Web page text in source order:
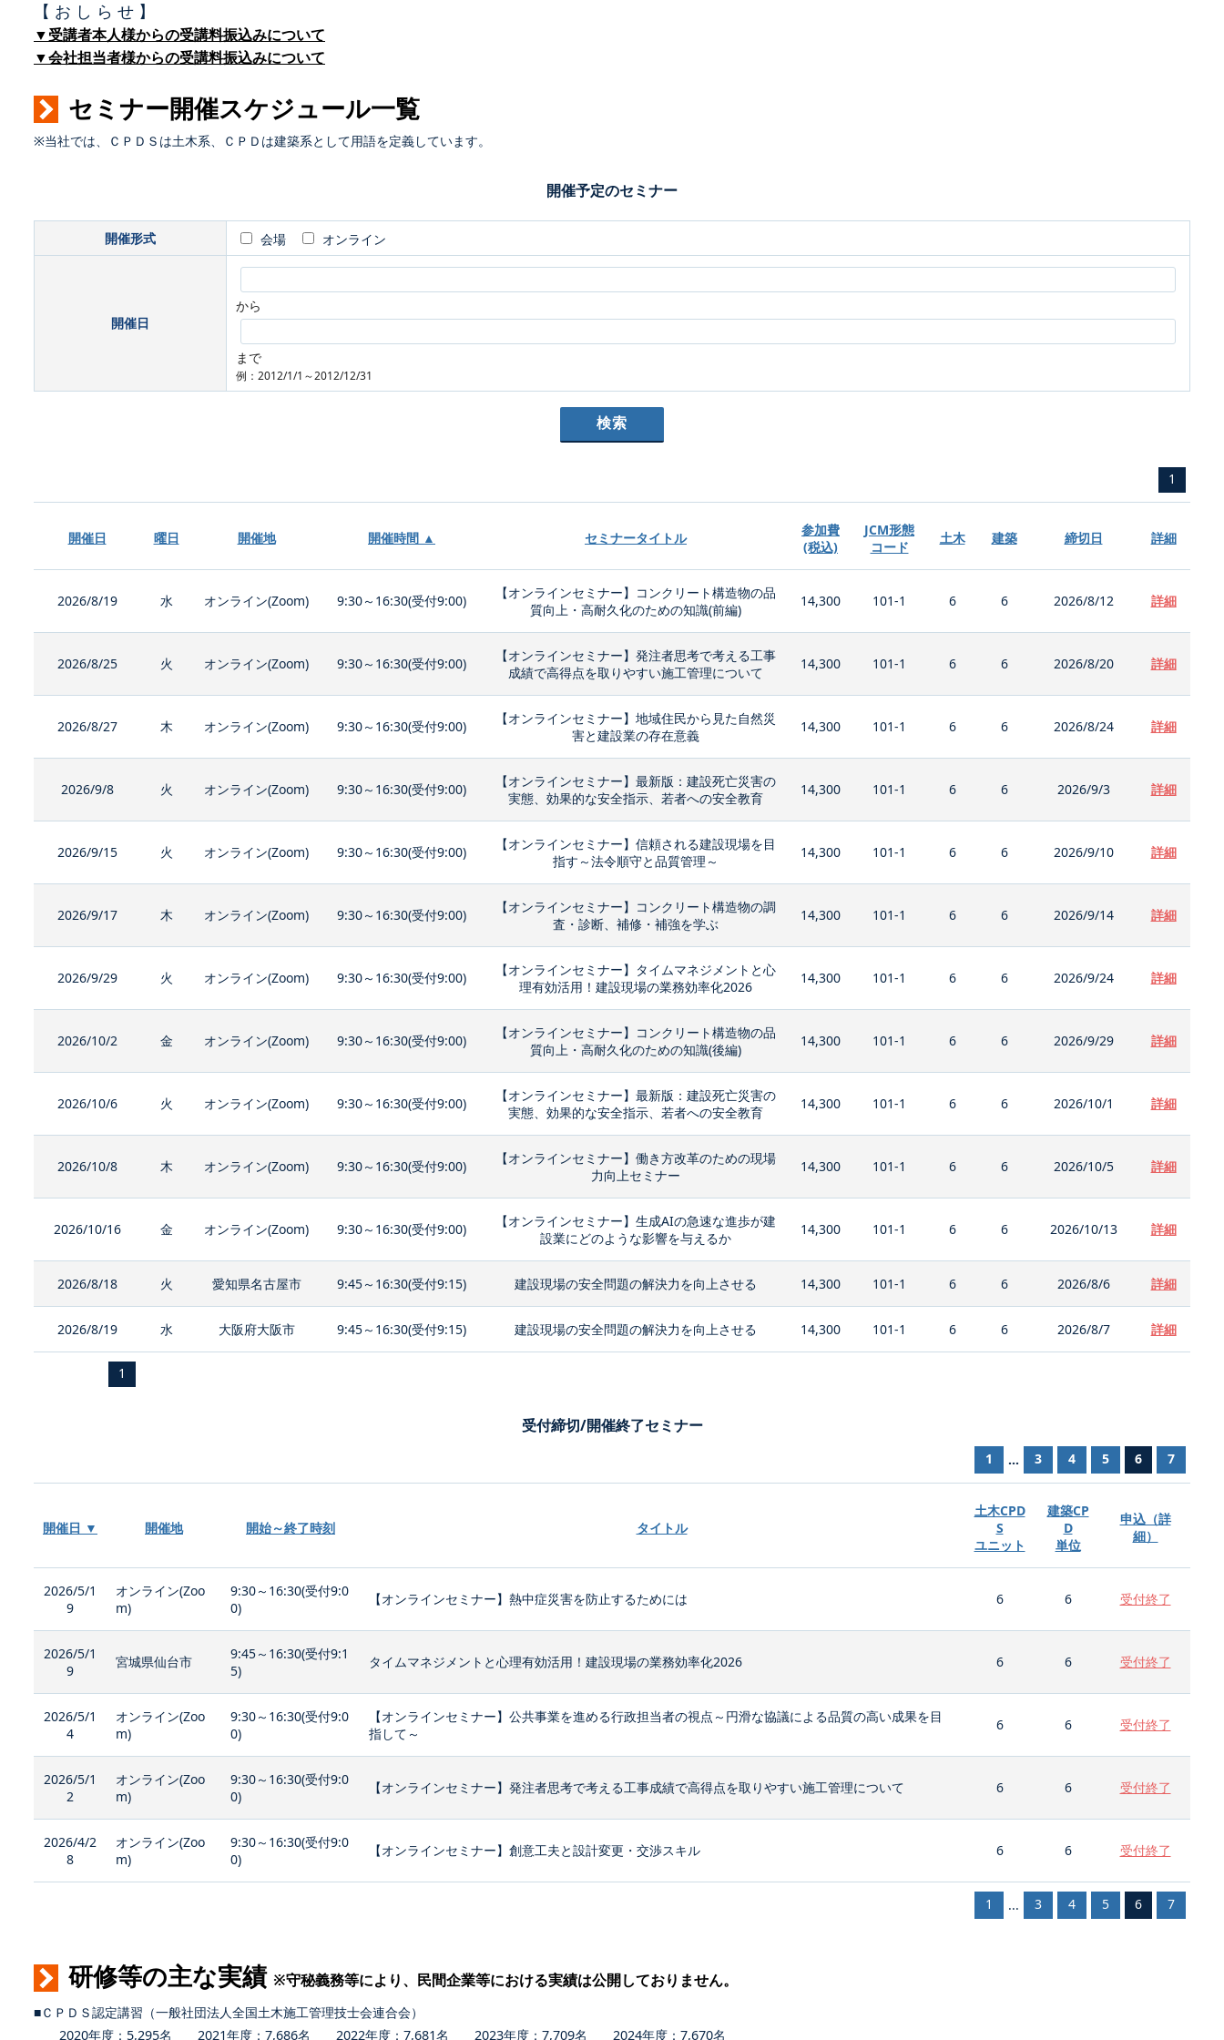
【 お し ら せ 】
▼受講者本人様からの受講料振込みについて
▼会社担当者様からの受講料振込みについて
セミナー開催スケジュール一覧
※当社では、ＣＰＤＳは土木系、ＣＰＤは建築系として用語を定義しています。
開催予定のセミナー
開催形式 会場 オンライン
開催日
から
まで
例：2012/1/1～2012/12/31
1
開催日 曜日 開催地 開催時間 ▲ セミナータイトル
参加費
(税込)
JCM形態
コード
土木 建築 締切日 詳細
2026/8/19 水 オンライン(Zoom) 9:30～16:30(受付9:00)
【オンラインセミナー】コンクリート構造物の品
質向上・高耐久化のための知識(前編)
14,300 101-1 6 6 2026/8/12 詳細
2026/8/25 火 オンライン(Zoom) 9:30～16:30(受付9:00)
【オンラインセミナー】発注者思考で考える工事
成績で高得点を取りやすい施工管理について
14,300 101-1 6 6 2026/8/20 詳細
2026/8/27 木 オンライン(Zoom) 9:30～16:30(受付9:00)
【オンラインセミナー】地域住民から見た自然災
害と建設業の存在意義
14,300 101-1 6 6 2026/8/24 詳細
2026/9/8 火 オンライン(Zoom) 9:30～16:30(受付9:00)
【オンラインセミナー】最新版：建設死亡災害の
実態、効果的な安全指示、若者への安全教育
14,300 101-1 6 6 2026/9/3 詳細
2026/9/15 火 オンライン(Zoom) 9:30～16:30(受付9:00)
【オンラインセミナー】信頼される建設現場を目
指す～法令順守と品質管理～
14,300 101-1 6 6 2026/9/10 詳細
2026/9/17 木 オンライン(Zoom) 9:30～16:30(受付9:00)
【オンラインセミナー】コンクリート構造物の調
査・診断、補修・補強を学ぶ
14,300 101-1 6 6 2026/9/14 詳細
2026/9/29 火 オンライン(Zoom) 9:30～16:30(受付9:00)
【オンラインセミナー】タイムマネジメントと心
理有効活用！建設現場の業務効率化2026
14,300 101-1 6 6 2026/9/24 詳細
2026/10/2 金 オンライン(Zoom) 9:30～16:30(受付9:00)
【オンラインセミナー】コンクリート構造物の品
質向上・高耐久化のための知識(後編)
14,300 101-1 6 6 2026/9/29 詳細
2026/10/6 火 オンライン(Zoom) 9:30～16:30(受付9:00)
【オンラインセミナー】最新版：建設死亡災害の
実態、効果的な安全指示、若者への安全教育
14,300 101-1 6 6 2026/10/1 詳細
2026/10/8 木 オンライン(Zoom) 9:30～16:30(受付9:00)
【オンラインセミナー】働き方改革のための現場
力向上セミナー
14,300 101-1 6 6 2026/10/5 詳細
2026/10/16 金 オンライン(Zoom) 9:30～16:30(受付9:00)
【オンラインセミナー】生成AIの急速な進歩が建
設業にどのような影響を与えるか
14,300 101-1 6 6 2026/10/13 詳細
2026/8/18 火 愛知県名古屋市 9:45～16:30(受付9:15) 建設現場の安全問題の解決力を向上させる 14,300 101-1 6 6 2026/8/6 詳細
2026/8/19 水 大阪府大阪市 9:45～16:30(受付9:15) 建設現場の安全問題の解決力を向上させる 14,300 101-1 6 6 2026/8/7 詳細
1
受付締切/開催終了セミナー
1 ... 3 4 5 6 7
開催日 ▼ 開催地 開始～終了時刻 タイトル
土木CPD
S
ユニット
建築CP
D
単位
申込（詳
細）
2026/5/1
9
オンライン(Zoo
m)
9:30～16:30(受付9:0
0)
【オンラインセミナー】熱中症災害を防止するためには 6 6 受付終了
2026/5/1
9
宮城県仙台市
9:45～16:30(受付9:1
5)
タイムマネジメントと心理有効活用！建設現場の業務効率化2026 6 6 受付終了
2026/5/1
4
オンライン(Zoo
m)
9:30～16:30(受付9:0
0)
【オンラインセミナー】公共事業を進める行政担当者の視点～円滑な協議による品質の高い成果を目
指して～
6 6 受付終了
2026/5/1
2
オンライン(Zoo
m)
9:30～16:30(受付9:0
0)
【オンラインセミナー】発注者思考で考える工事成績で高得点を取りやすい施工管理について 6 6 受付終了
2026/4/2
8
オンライン(Zoo
m)
9:30～16:30(受付9:0
0)
【オンラインセミナー】創意工夫と設計変更・交渉スキル 6 6 受付終了
1 ... 3 4 5 6 7
研修等の主な実績 ※守秘義務等により、民間企業等における実績は公開しておりません。
■ＣＰＤＳ認定講習（一般社団法人全国土木施工管理技士会連合会）
2020年度：5,295名 2021年度：7,686名 2022年度：7,681名 2023年度：7,709名 2024年度：7,670名